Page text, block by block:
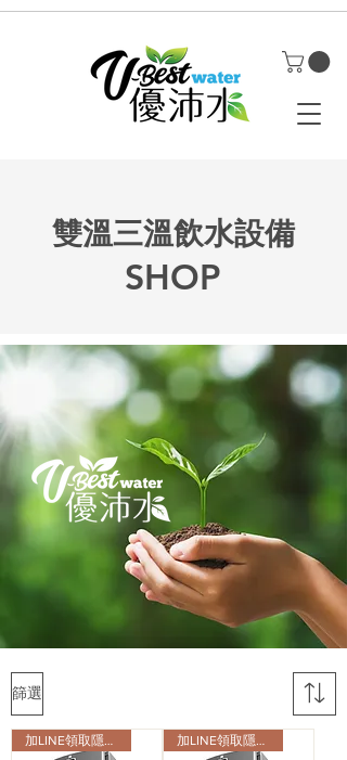
雙溫三溫飲水設備
SHOP
篩選
加LINE領取隱藏版會員折扣 加LINE領取隱藏版會員折扣